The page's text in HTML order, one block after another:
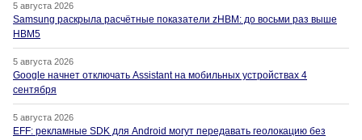
5 августа 2026
Samsung раскрыла расчётные показатели zHBM: до восьми раз выше
HBM5
5 августа 2026
Google начнет отключать Assistant на мобильных устройствах 4
сентября
5 августа 2026
EFF: рекламные SDK для Android могут передавать геолокацию без